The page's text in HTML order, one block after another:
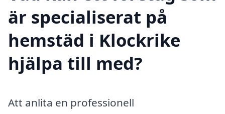
är specialiserat på
hemstäd i Klockrike
hjälpa till med?
Att anlita en professionell